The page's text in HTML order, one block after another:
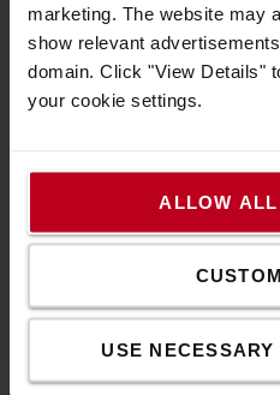
marketing. The website may
show relevant
domain. Click "View Details"
your cookie settings.
ALLOW
USE
Άνετη θέση οδήγησης με